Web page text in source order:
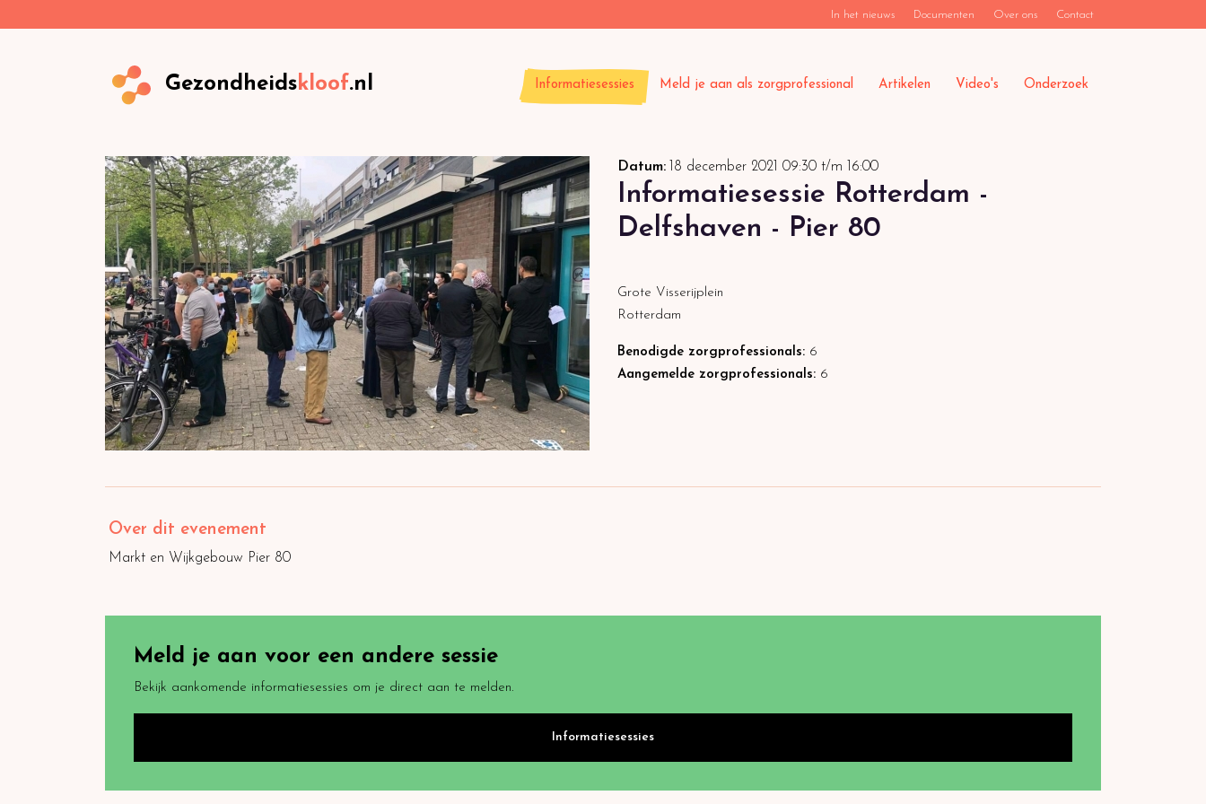
In het nieuws Documenten Over ons Contact
Gezondheids kloof.nl Informatiesessies Meld je aan als zorgprofessional Artikelen Video's Onderzoek
Datum: 18 december 2021 09:30 t/m 16:00
Informatiesessie Rotterdam -
Delfshaven - Pier 80
Grote Visserijplein
Rotterdam
Benodigde zorgprofessionals: 6
Aangemelde zorgprofessionals: 6
Over dit evenement
Markt en Wijkgebouw Pier 80
Meld je aan voor een andere sessie
Bekijk aankomende informatiesessies om je direct aan te melden.
Informatiesessies